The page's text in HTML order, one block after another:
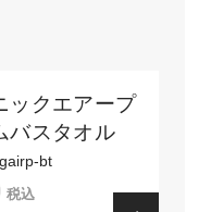
ックエアープ
バスタオル
bt
税込